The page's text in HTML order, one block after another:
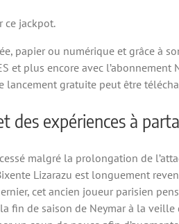
ce jackpot.
papier ou numérique et grâce à
et plus encore avec
gratuite peut être
des expériences à
malgré la prolongation de
Lizarazu est longuement
cet ancien joueur parisien
fin de saison de Neymar à la